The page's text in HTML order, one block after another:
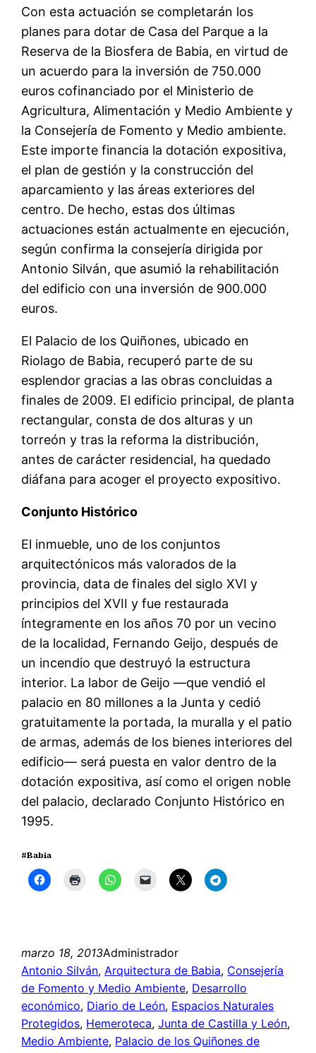
Con esta actuación se completarán los
planes para dotar de Casa del Parque a la
Reserva de la Biosfera de Babia, en virtud de
un acuerdo para la inversión de 750.000
euros cofinanciado por el Ministerio de
Agricultura, Alimentación y Medio Ambiente y
la Consejería de Fomento y Medio ambiente.
Este importe financia la dotación expositiva,
el plan de gestión y la construcción del
aparcamiento y las áreas exteriores del
centro. De hecho, estas dos últimas
actuaciones están actualmente en ejecución,
según confirma la consejería dirigida por
Antonio Silván, que asumió la rehabilitación
del edificio con una inversión de 900.000
euros.
El Palacio de los Quiñones, ubicado en
Riolago de Babia, recuperó parte de su
esplendor gracias a las obras concluidas a
finales de 2009. El edificio principal, de planta
rectangular, consta de dos alturas y un
torreón y tras la reforma la distribución,
antes de carácter residencial, ha quedado
diáfana para acoger el proyecto expositivo.
Conjunto Histórico
El inmueble, uno de los conjuntos
arquitectónicos más valorados de la
provincia, data de finales del siglo XVI y
principios del XVII y fue restaurada
íntegramente en los años 70 por un vecino
de la localidad, Fernando Geijo, después de
un incendio que destruyó la estructura
interior. La labor de Geijo —que vendió el
palacio en 80 millones a la Junta y cedió
gratuitamente la portada, la muralla y el patio
de armas, además de los bienes interiores del
edificio— será puesta en valor dentro de la
dotación expositiva, así como el origen noble
del palacio, declarado Conjunto Histórico en
1995.
#Babia
marzo 18, 2013Administrador
Antonio Silván, Arquitectura de Babia, Consejería
de Fomento y Medio Ambiente, Desarrollo
económico, Diario de León, Espacios Naturales
Protegidos, Hemeroteca, Junta de Castilla y León
Medio Ambiente, Palacio de los Quiñones de